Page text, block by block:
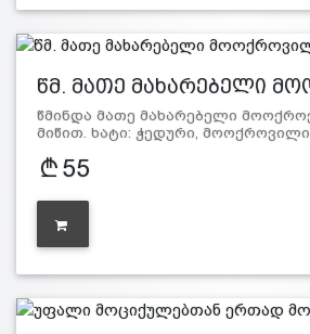
წმ. მათე მახარებელი
წმინდა მათე მახარებელი
მიწით. ხატი: ჭედური,
55